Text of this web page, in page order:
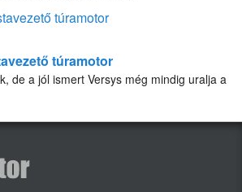
túramotor
de a jól ismert Versys még mindig uralja a